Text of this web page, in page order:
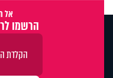
אל
הרשמו